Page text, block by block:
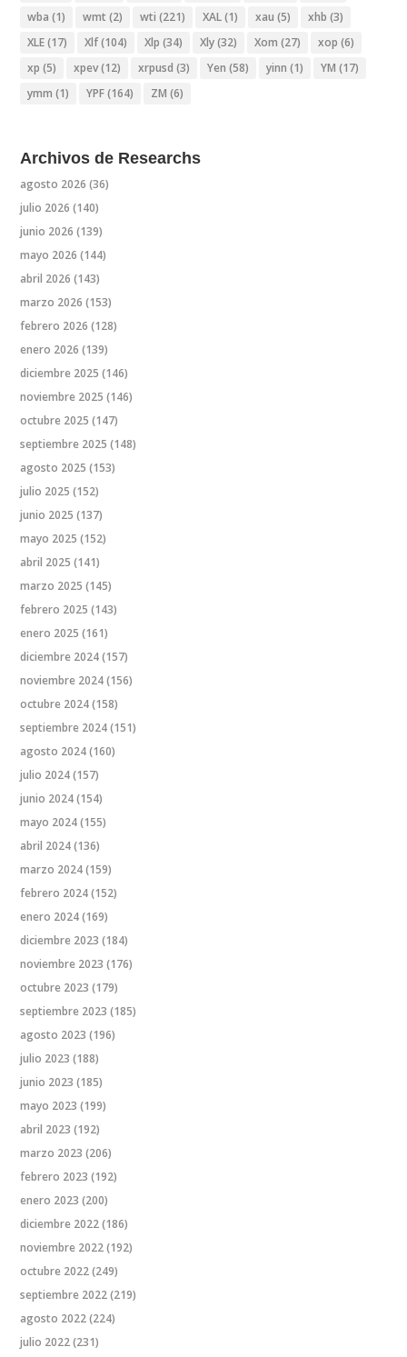
wba (1) wmt (2) wti (221) XAL(1) xau (5) xhb (3)
XLE(17) Xlf(104) Xlp (34) Xly(32) Xom (27) xop (6)
xp (5) xpev(12) xrpusd (3) Yen (58) yinn (1) YM (17)
ymm (1) YPF(164) ZM (6)
Archivos de Researchs
agosto 2026 (36)
julio 2026 (140)
junio 2026 (139)
mayo 2026 (144)
abril 2026 (143)
marzo 2026 (153)
febrero 2026 (128)
enero 2026 (139)
diciembre 2025 (146)
noviembre 2025 (146)
octubre 2025 (147)
septiembre 2025 (148)
agosto 2025 (153)
julio 2025 (152)
junio 2025 (137)
mayo 2025 (152)
abril 2025 (141)
marzo 2025 (145)
febrero 2025 (143)
enero 2025 (161)
diciembre 2024(157)
noviembre 2024(156)
octubre 2024(158)
septiembre 2024(151)
agosto 2024(160)
julio 2024(157)
junio 2024(154)
mayo 2024(155)
abril 2024(136)
marzo 2024(159)
febrero 2024(152)
enero 2024(169)
diciembre 2023 (184)
noviembre 2023 (176)
octubre 2023 (179)
septiembre 2023 (185)
agosto 2023 (196)
julio 2023 (188)
junio 2023 (185)
mayo 2023 (199)
abril 2023 (192)
marzo 2023 (206)
febrero 2023 (192)
enero 2023 (200)
diciembre 2022(186)
noviembre 2022(192)
octubre 2022(249)
septiembre 2022(219)
agosto 2022(224)
julio 2022(231)